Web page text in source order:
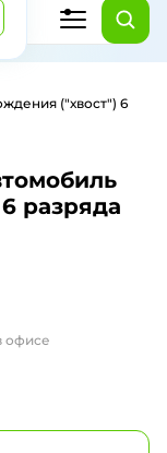
("хвост") 6
разряда
офисе